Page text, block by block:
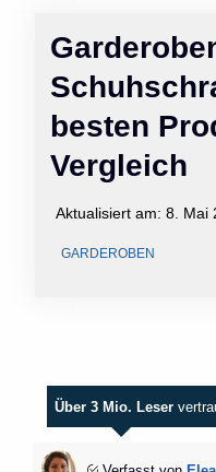
besten
Vergleich
Aktualisiert am: 8. Mai
GARDEROBEN
Über 3 Mio. Leser